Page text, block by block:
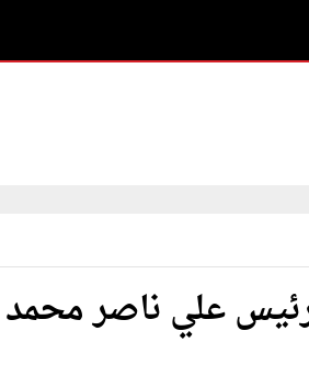
علي ناصر